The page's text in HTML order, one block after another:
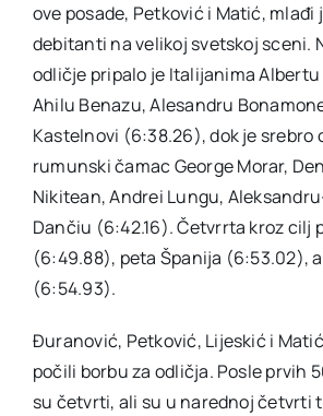
ove posade, Petković i Matić,
debitanti na velikoj svetskoj sceni.
odličje pripalo je Italijanima
Ahilu Benazu, Alesandru
Kastelnovi (6:38.26), dok je srebro
rumunski čamac George Morar,
Nikitean, Andrei Lungu,
Dančiu (6:42.16). Četvrrta kroz cilj
(6:49.88), peta Španija (6:53.02),
(6:54.93).
Đuranović, Petković, Lijeskić i
počili borbu za odličja. Posle prvih
su četvrti, ali su u narednoj četvrti